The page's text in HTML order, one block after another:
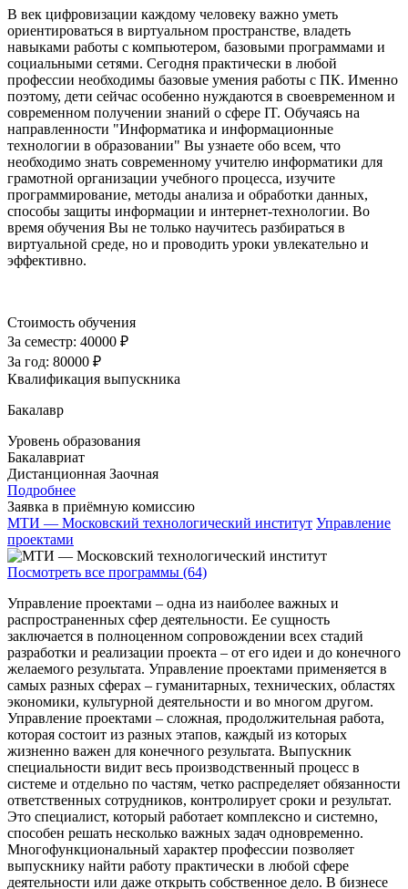
В век цифровизации каждому человеку важно уметь
ориентироваться в виртуальном пространстве, владеть
навыками работы с компьютером, базовыми программами и
социальными сетями. Сегодня практически в любой
профессии необходимы базовые умения работы с ПК. Именно
поэтому, дети сейчас особенно нуждаются в своевременном и
современном получении знаний о сфере IT. Обучаясь на
направленности "Информатика и информационные
технологии в образовании" Вы узнаете обо всем, что
необходимо знать современному учителю информатики для
грамотной организации учебного процесса, изучите
программирование, методы анализа и обработки данных,
способы защиты информации и интернет-технологии. Во
время обучения Вы не только научитесь разбираться в
виртуальной среде, но и проводить уроки увлекательно и
эффективно.
Стоимость обучения
За семестр: 40000 ₽
За год: 80000 ₽
Квалификация выпускника
Бакалавр
Уровень образования
Бакалавриат
Дистанционная Заочная
Подробнее
Заявка в приёмную комиссию
МТИ — Московский технологический институт Управление
проектами
Посмотреть все программы (64)
Управление проектами – одна из наиболее важных и
распространенных сфер деятельности. Ее сущность
заключается в полноценном сопровождении всех стадий
разработки и реализации проекта – от его идеи и до конечного
желаемого результата. Управление проектами применяется в
самых разных сферах – гуманитарных, технических, областях
экономики, культурной деятельности и во многом другом.
Управление проектами – сложная, продолжительная работа,
которая состоит из разных этапов, каждый из которых
жизненно важен для конечного результата. Выпускник
специальности видит весь производственный процесс в
системе и отдельно по частям, четко распределяет обязанности
ответственных сотрудников, контролирует сроки и результат.
Это специалист, который работает комплексно и системно,
способен решать несколько важных задач одновременно.
Многофункциональный характер профессии позволяет
выпускнику найти работу практически в любой сфере
деятельности или даже открыть собственное дело. В бизнесе